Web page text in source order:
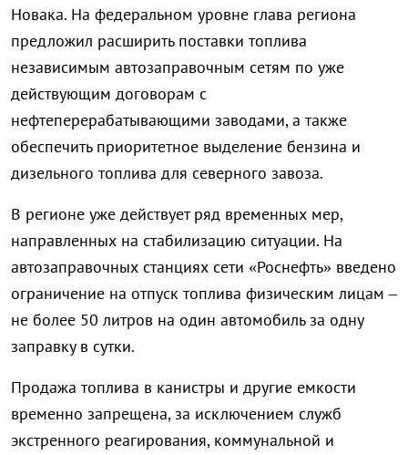
Новака. На федеральном уровне глава региона
предложил расширить поставки топлива
независимым автозаправочным сетям по уже
действующим договорам с
нефтеперерабатывающими заводами, а также
обеспечить приоритетное выделение бензина и
дизельного топлива для северного завоза.
В регионе уже действует ряд временных мер,
направленных на стабилизацию ситуации. На
автозаправочных станциях сети «Роснефть» введено
ограничение на отпуск топлива физическим лицам –
не более 50 литров на один автомобиль за одну
заправку в сутки.
Продажа топлива в канистры и другие емкости
временно запрещена, за исключением служб
экстренного реагирования, коммунальной и